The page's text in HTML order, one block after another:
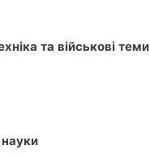
та військові теми
науки